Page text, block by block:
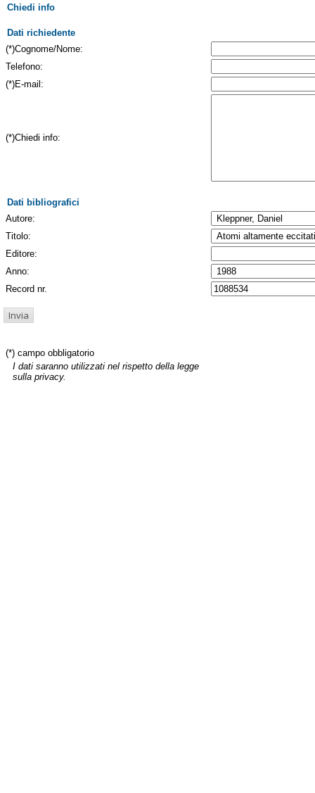
Chiedi info
Dati richiedente
(*)Cognome/Nome:
Telefono:
(*)E-mail:
(*)Chiedi info:
Dati bibliografici
Autore:
Titolo:
Editore:
Anno:
Record nr.
(*) campo obbligatorio
I dati saranno utilizzati nel rispetto della legge
sulla privacy.